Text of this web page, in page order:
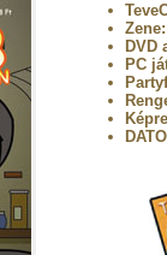
DVD
PC